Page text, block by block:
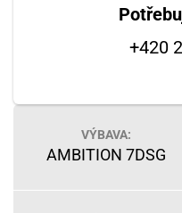
+420
VÝBAVA:
AMBITION 7DSG